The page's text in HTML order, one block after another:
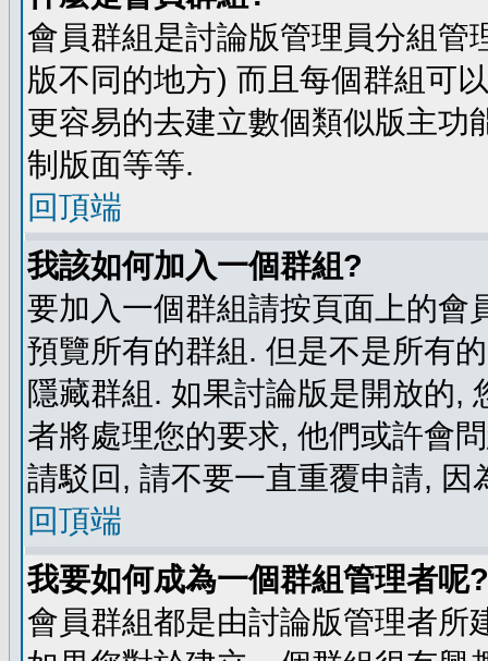
會員群組是討論版管理員分組管
版不同的地方) 而且每個群組可
更容易的去建立數個類似版主功
制版面等等.
回頂端
我該如何加入一個群組?
要加入一個群組請按頁面上的會
預覽所有的群組. 但是不是所有
隱藏群組. 如果討論版是開放的,
者將處理您的要求, 他們或許會
請駁回, 請不要一直重覆申請, 因
回頂端
我要如何成為一個群組管理者呢?
會員群組都是由討論版管理者所